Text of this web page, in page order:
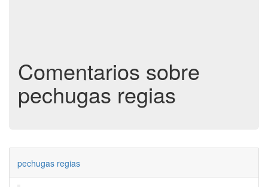
Comentarios sobre
pechugas regias
pechugas regias